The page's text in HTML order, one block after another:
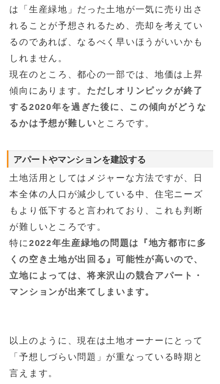
は「生産緑地」だった土地が一気に売り出さ
れることが予想されるため、売却を考えてい
るのであれば、なるべく早いほうがいいかも
しれません。
現在のところ、都心の一部では、地価は上昇
傾向にあります。 ただしオリンピックが終了
する2020年を過ぎた後に、この傾向がどうな
るかは予想が難しい ところです。
アパートやマンションを建設する
土地活用としてはメジャーな方法ですが、日
本全体の人口が減少している中、住宅ニーズ
もより低下すると言われており、これも判断
が難しいところです。
特に2022年生産緑地の問題は『地方都市に多
くの空き土地が出回る』可能性が高いので、
立地によっては、将来沢山の競合アパート・
マンションが出来てしまいます。
以上のように、現在は土地オーナーにとって
「予想しづらい問題」が重なっている時期と
言えます。